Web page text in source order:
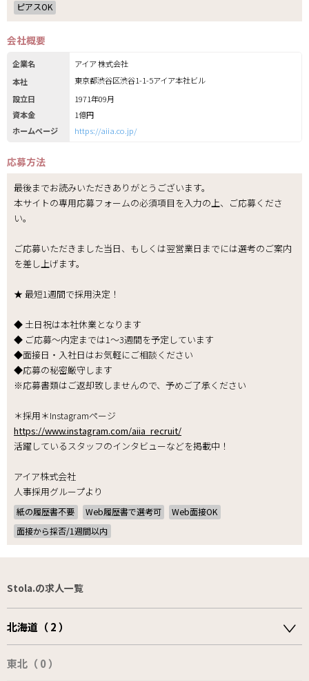
ピアスOK
会社概要
企業名
アイア 株式会社
本社
東京都渋谷区渋谷1-1-5アイア本社ビル
設立日
1971年09月
資本金
1億円
ホームページ
https://aiia.co.jp/
応募方法
最後までお読みいただきありがとうございます。
本サイトの専用応募フォームの必須項目を入力の上、ご応募くださ
い。
ご応募いただきました当日、もしくは翌営業日までには選考のご案内
を差し上げます。
★ 最短1週間で採用決定！
◆ 土日祝は本社休業となります
◆ ご応募～内定までは1～3週間を予定しています
◆面接日・入社日はお気軽にご相談ください
◆応募の秘密厳守します
※応募書類はご返却致しませんので、予めご了承ください
＊採用＊Instagramページ
https://www.instagram.com/aiia_recruit/
活躍しているスタッフのインタビューなどを掲載中！
アイア株式会社
人事採用グループより
紙の履歴書不要 Web履歴書で選考可
Web面接OK
面接から採否/1週間以内
Stola.の求人一覧
北海道（ 2 ）
東北（ 0 ）